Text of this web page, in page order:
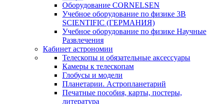
Оборудование CORNELSEN
Учебное оборудование по физике 3B
SCIENTIFIC (ГЕРМАНИЯ)
Учебное оборудование по физике Научные
Развлечения
Кабинет астрономии
Телескопы и обязательные аксессуары
Камеры к телескопам
Глобусы и модели
Планетарии. Астропланетарий
Печатные пособия, карты, постеры,
литература